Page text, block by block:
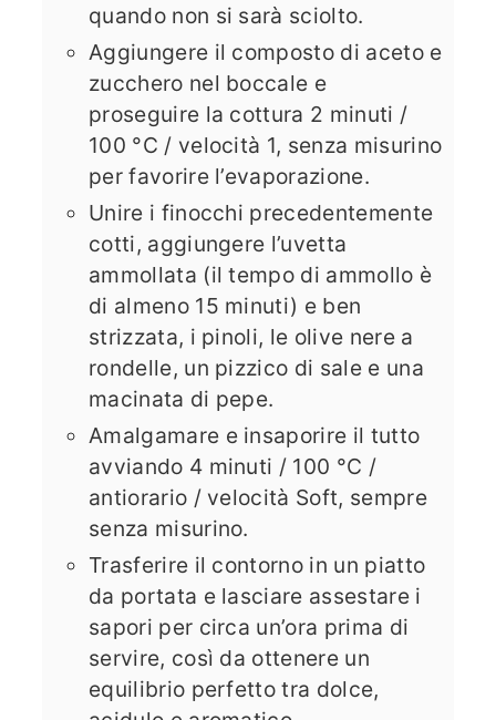
quando non si sarà sciolto.
Aggiungere il composto di aceto e
zucchero nel boccale e
proseguire la cottura 2 minuti /
100 °C / velocità 1, senza misurino
per favorire l’evaporazione.
Unire i finocchi precedentemente
cotti, aggiungere l’uvetta
ammollata (il tempo di ammollo è
di almeno 15 minuti) e ben
strizzata, i pinoli, le olive nere a
rondelle, un pizzico di sale e una
macinata di pepe.
Amalgamare e insaporire il tutto
avviando 4 minuti / 100 °C /
antiorario / velocità Soft, sempre
senza misurino.
Trasferire il contorno in un piatto
da portata e lasciare assestare i
sapori per circa un’ora prima di
servire, così da ottenere un
equilibrio perfetto tra dolce,